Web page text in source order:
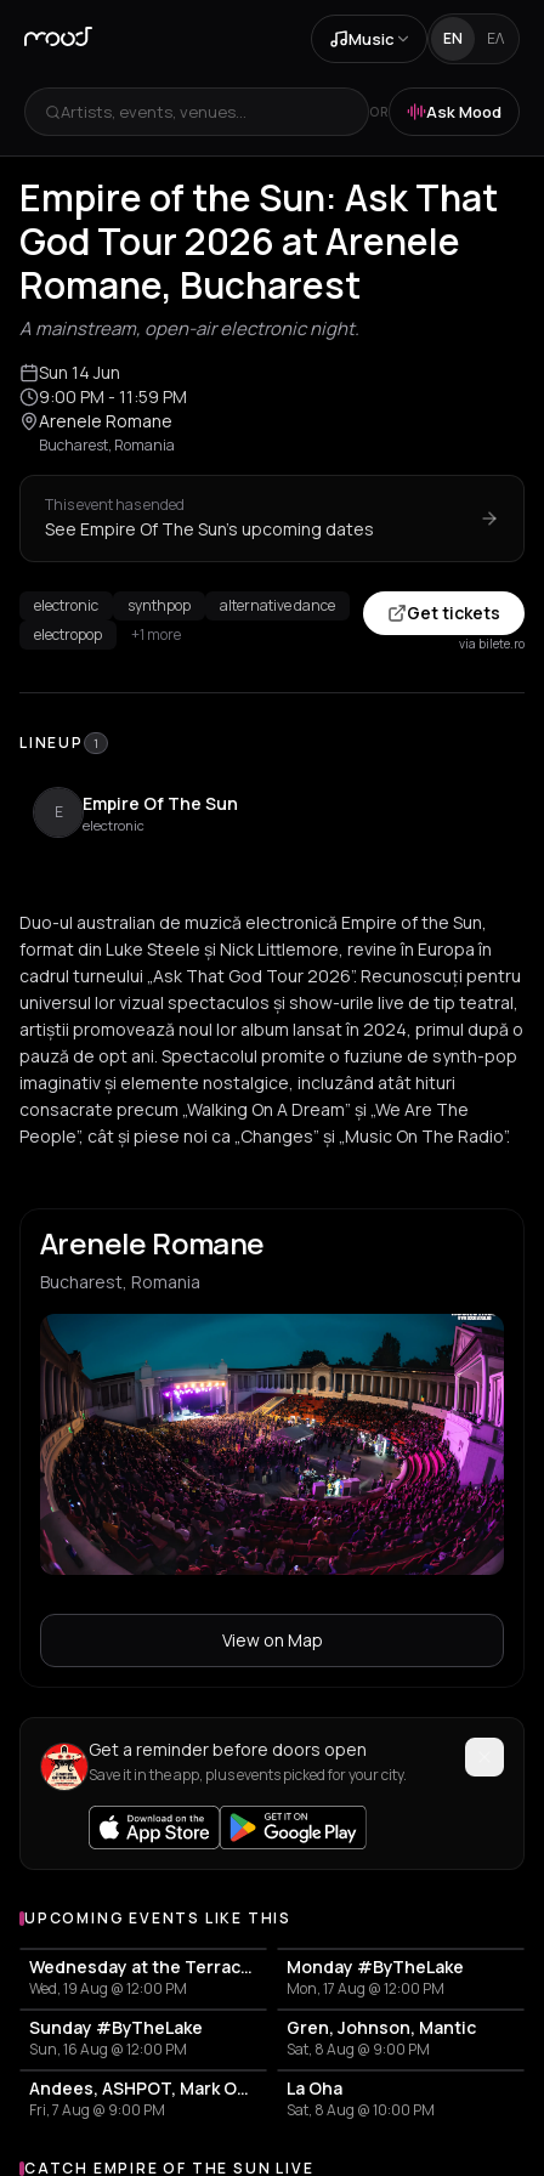
Music EN ΕΛ
Artists, events, venues... OR Ask Mood
Empire of the Sun: Ask That
God Tour 2026 at Arenele
Romane, Bucharest
A mainstream, open-air electronic night.
Sun 14 Jun
9:00 PM - 11:59 PM
Arenele Romane
Bucharest, Romania
This event has ended
See Empire Of The Sun's upcoming dates
electronic synthpop
alternative dance
electropop
+1 more
Get tickets
via bilete.ro
LINEUP 1
E Empire Of The Sun
electronic
Duo-ul australian de muzică electronică Empire of the Sun,
format din Luke Steele și Nick Littlemore, revine în Europa în
cadrul turneului „Ask That God Tour 2026”. Recunoscuți pentru
universul lor vizual spectaculos și show-urile live de tip teatral,
artiștii promovează noul lor album lansat în 2024, primul după o
pauză de opt ani. Spectacolul promite o fuziune de synth-pop
imaginativ și elemente nostalgice, incluzând atât hituri
consacrate precum „Walking On A Dream” și „We Are The
People”, cât și piese noi ca „Changes” și „Music On The Radio”.
Arenele Romane
Bucharest, Romania
View on Map
Get a reminder before doors open
Save it in the app, plus events picked for your city.
UPCOMING EVENTS LIKE THIS
Wednesday at the Terrace #InThePark
Wed, 19 Aug @ 12:00 PM
Monday #ByTheLake
Mon, 17 Aug @ 12:00 PM
Sunday #ByTheLake
Sun, 16 Aug @ 12:00 PM
Gren, Johnson, Mantic
Sat, 8 Aug @ 9:00 PM
Andees, ASHPOT, Mark Osla, Gypsy, Sasha Pavel
Fri, 7 Aug @ 9:00 PM
La Oha
Sat, 8 Aug @ 10:00 PM
CATCH EMPIRE OF THE SUN LIVE